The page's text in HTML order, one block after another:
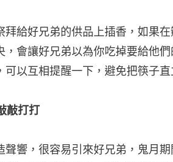
拜給好兄弟的供品上插香，如果在
，會讓好兄弟以為你吃掉要給他
以互相提醒一下，避免把筷子直
敲打打
聲響，很容易引來好兄弟，鬼月